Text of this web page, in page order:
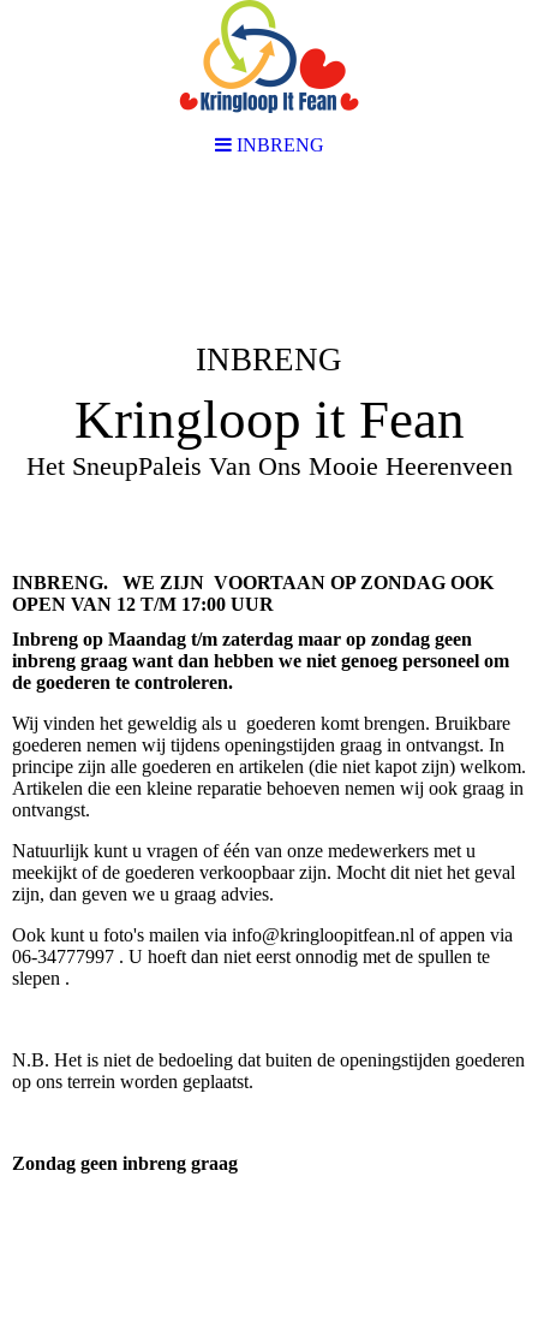
INBRENG
Kringloop it Fean
Het SneupPaleis Van Ons Mooie Heerenveen
INBRENG. WE ZIJN VOORTAAN OP ZONDAG OOK
OPEN VAN 12 T/M 17:00 UUR
Inbreng op Maandag t/m zaterdag maar op zondag geen
inbreng graag want dan hebben we niet genoeg personeel om
de goederen te controleren.
Wij vinden het geweldig als u goederen komt brengen. Bruikbare
goederen nemen wij tijdens openingstijden graag in ontvangst. In
principe zijn alle goederen en artikelen (die niet kapot zijn) welkom.
Artikelen die een kleine reparatie behoeven nemen wij ook graag in
ontvangst.
Natuurlijk kunt u vragen of één van onze medewerkers met u
meekijkt of de goederen verkoopbaar zijn. Mocht dit niet het geval
zijn, dan geven we u graag advies.
Ook kunt u foto's mailen via info@kringloopitfean.nl of appen via
06-34777997 . U hoeft dan niet eerst onnodig met de spullen te
slepen .
N.B. Het is niet de bedoeling dat buiten de openingstijden goederen
op ons terrein worden geplaatst.
Zondag geen inbreng graag
INBRENG